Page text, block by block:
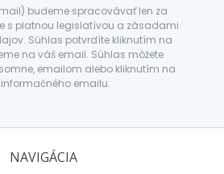
budeme spracovávať len za
s platnou legislatívou a zásadami
Súhlas potvrdíte kliknutím na
na váš email. Súhlas môžete
emailom alebo kliknutím na
emailu.
NAVIGÁCIA